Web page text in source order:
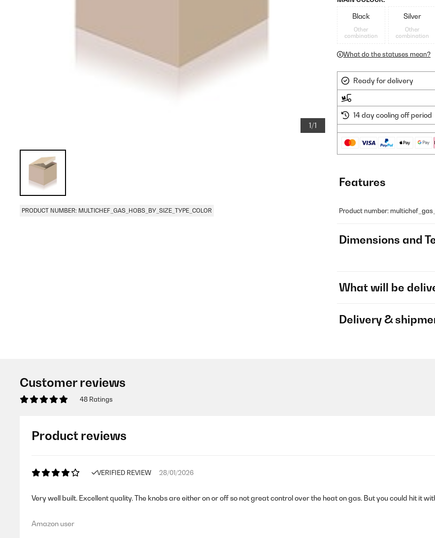
1/1
PRODUCT NUMBER: MULTICHEF_GAS_HOBS_BY_SIZE_TYPE_COLOR
Black
Other
combination
Silver
Other
combination
What do the statuses mean?
Ready for delivery
14 day cooling off period
Features
Product number:
Dimensions and
What will be
Delivery &
Customer reviews
48 Ratings
Product reviews
VERIFIED REVIEW 28/01/2026
Very well built. Excellent quality. The knobs are either on or off so not great control over the heat on gas. But you could hit it
Amazon user